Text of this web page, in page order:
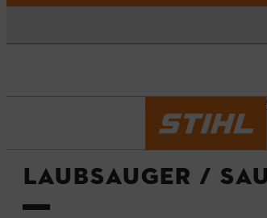
Geräte &
LAUBSAUGER /